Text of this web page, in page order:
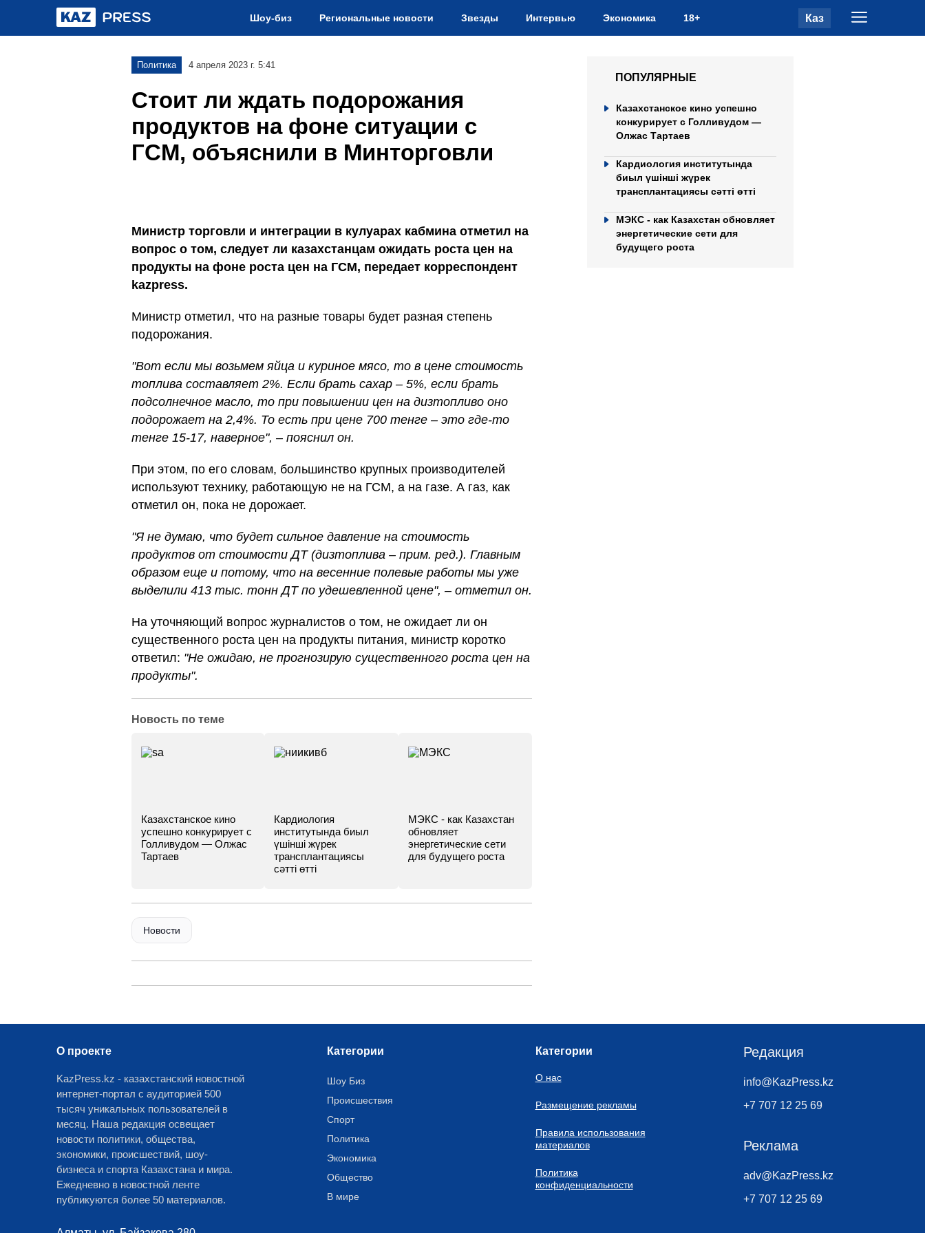
Шоу-биз Региональные новости Звезды Интервью Экономика 18+ Каз
Политика 4 апреля 2023 г. 5:41
Стоит ли ждать подорожания
продуктов на фоне ситуации с
ГСМ, объяснили в Минторговли
Министр торговли и интеграции в кулуарах кабмина отметил на
вопрос о том, следует ли казахстанцам ожидать роста цен на
продукты на фоне роста цен на ГСМ, передает корреспондент
kazpress.
Министр отметил, что на разные товары будет разная степень
подорожания.
"Вот если мы возьмем яйца и куриное мясо, то в цене стоимость
топлива составляет 2%. Если брать сахар – 5%, если брать
подсолнечное масло, то при повышении цен на дизтопливо оно
подорожает на 2,4%. То есть при цене 700 тенге – это где-то
тенге 15-17, наверное", – пояснил он.
При этом, по его словам, большинство крупных производителей
используют технику, работающую не на ГСМ, а на газе. А газ, как
отметил он, пока не дорожает.
"Я не думаю, что будет сильное давление на стоимость
продуктов от стоимости ДТ (дизтоплива – прим. ред.). Главным
образом еще и потому, что на весенние полевые работы мы уже
выделили 413 тыс. тонн ДТ по удешевленной цене", – отметил он.
На уточняющий вопрос журналистов о том, не ожидает ли он
существенного роста цен на продукты питания, министр коротко
ответил: "Не ожидаю, не прогнозирую существенного роста цен на
продукты".
Новость по теме
Казахстанское кино
успешно конкурирует с
Голливудом — Олжас
Тартаев
Кардиология
институтында биыл
үшінші жүрек
трансплантациясы
сәтті өтті
МЭКС - как Казахстан
обновляет
энергетические сети
для будущего роста
Новости
ПОПУЛЯРНЫЕ
Казахстанское кино успешно
конкурирует с Голливудом —
Олжас Тартаев
Кардиология институтында
биыл үшінші жүрек
трансплантациясы сәтті өтті
МЭКС - как Казахстан обновляет
энергетические сети для
будущего роста
О проекте
KazPress.kz - казахстанский новостной
интернет-портал с аудиторией 500
тысяч уникальных пользователей в
месяц. Наша редакция освещает
новости политики, общества,
экономики, происшествий, шоу-
бизнеса и спорта Казахстана и мира.
Ежедневно в новостной ленте
публикуются более 50 материалов.
Категории
Шоу Биз
Происшествия
Спорт
Политика
Экономика
Общество
В мире
Категории
О нас
Размещение рекламы
Правила использования
материалов
Политика
конфиденциальности
Редакция
info@KazPress.kz
+7 707 12 25 69
Реклама
adv@KazPress.kz
+7 707 12 25 69